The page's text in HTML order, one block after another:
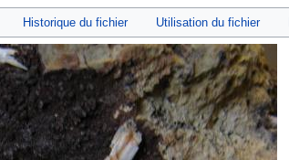
Historique du fichier Utilisation du fichier